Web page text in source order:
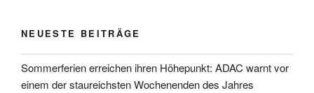
NEUESTE BEITRÄGE
Sommerferien erreichen ihren Höhepunkt: ADAC warnt vor
einem der staureichsten Wochenenden des Jahres